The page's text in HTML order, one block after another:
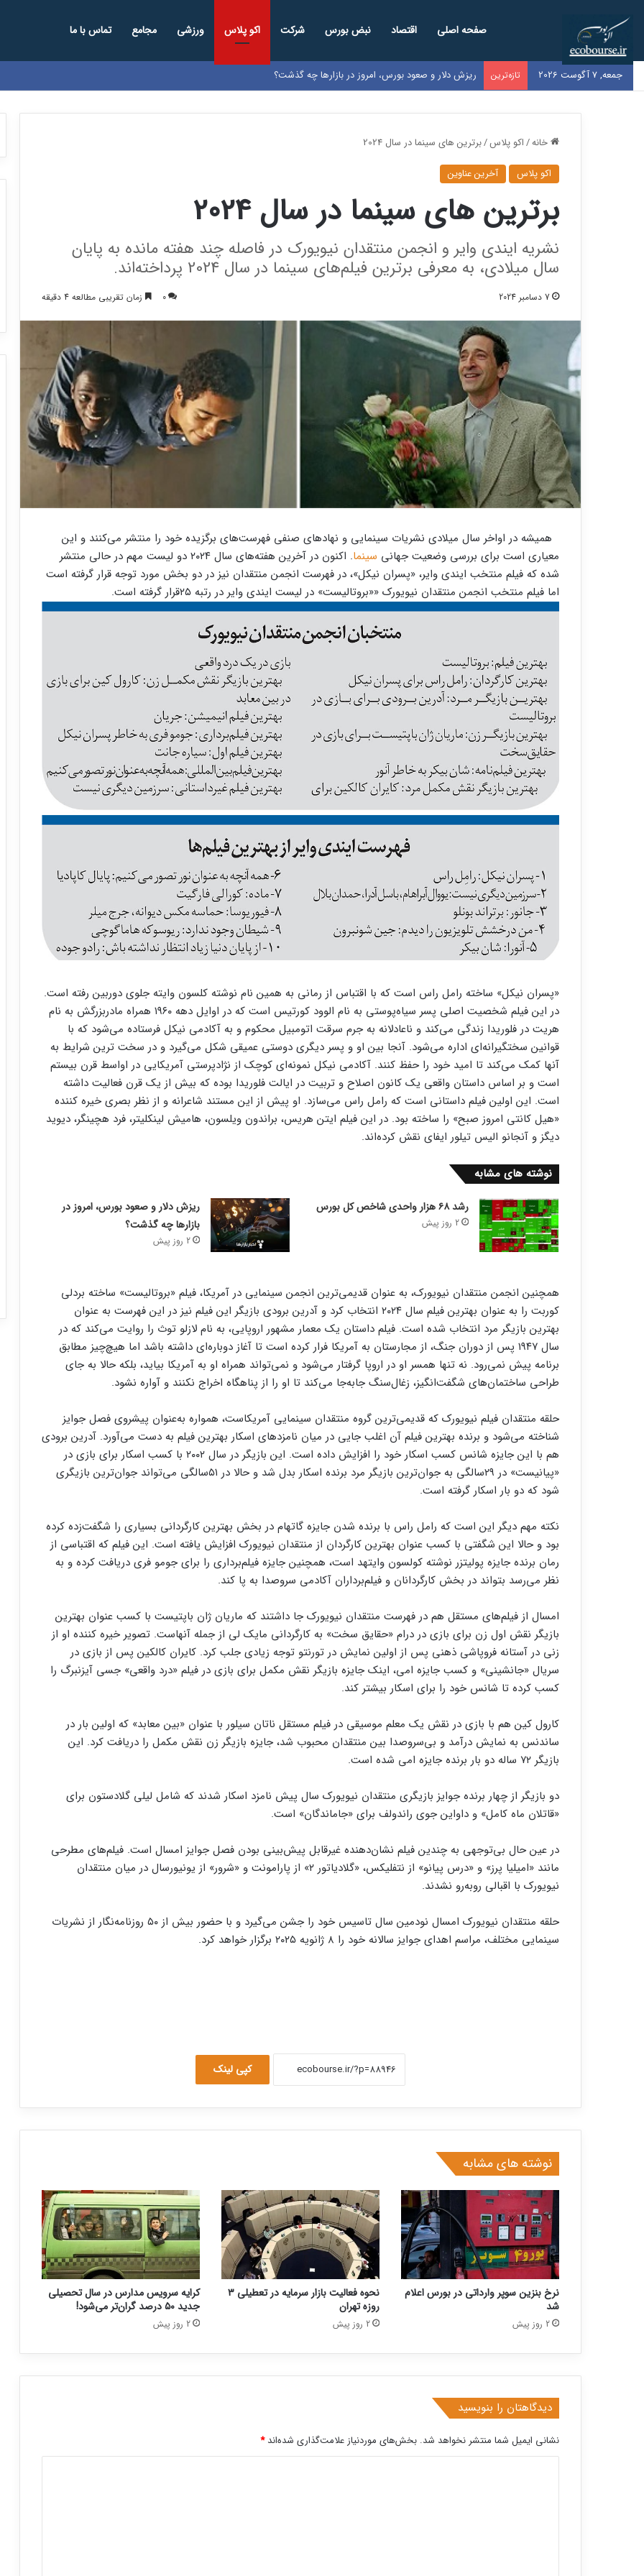
صفحه اصلی اقتصاد نبض بورس شرکت اکو پلاس ورزشی مجامع تماس با ما
جمعه, 7 آگوست 2026 تازه‌ترین نرخ بنزین سوپر وارداتی در بورس اعلام شد
خانه/اکو پلاس/برترین های سینما در سال 2024
اکو پلاس آخرین عناوین
برترین های سینما در سال 2024
نشریه ایندی وایر و انجمن منتقدان نیویورک در فاصله چند هفته مانده به پایان
سال میلادی، به معرفی برترین فیلم‌های سینما در سال 2024 پرداخته‌اند.
7 دسامبر 2024 0 زمان تقریبی مطالعه 4 دقیقه
همیشه در اواخر سال میلادی نشریات سینمایی و نهادهای صنفی فهرست‌های برگزیده خود را منتشر می‌کنند و این
معیاری است برای بررسی وضعیت جهانی سینما
. اکنون در آخرین هفته‌های سال ۲۰۲۴ دو لیست مهم در حالی منتشر
شده که فیلم منتخب ایندی وایر، «پسران نیکل»، در فهرست انجمن منتقدان نیز در دو بخش مورد توجه قرار گرفته است
اما فیلم منتخب انجمن منتقدان نیویورک ««بروتالیست» در لیست ایندی وایر در رتبه ۲۵قرار گرفته است.
«پسران نیکل» ساخته رامل راس است که با اقتباس از رمانی به همین نام نوشته کلسون وایته جلوی دوربین رفته است.
در این فیلم شخصیت اصلی پسر سیاه‌پوستی به نام الوود کورتیس است که در اوایل دهه ۱۹۶۰ همراه مادربزرگش به نام
هریت در فلوریدا زندگی می‌کند و ناعادلانه به جرم سرقت اتومبیل محکوم و به آکادمی نیکل فرستاده می‌شود که با
قوانین سختگیرانه‌ای اداره می‌شود. آنجا بین او و پسر دیگری دوستی عمیقی شکل می‌گیرد و در سخت ترین شرایط به
آنها کمک می‌کند تا امید خود را حفظ کنند. آکادمی نیکل نمونه‌ای کوچک از نژادپرستی آمریکایی در اواسط قرن بیستم
است و بر اساس داستان واقعی یک کانون اصلاح و تربیت در ایالت فلوریدا بوده که بیش از یک قرن فعالیت داشته
است. این اولین فیلم داستانی است که رامل راس می‌سازد. او پیش از این مستند شاعرانه و از نظر بصری خیره کننده
«هیل کانتی امروز صبح» را ساخته بود. در این فیلم ایتن هریس، براندون ویلسون، هامیش لینکلیتر، فرد هچینگر، دیوید
دیگز و آنجانو الیس تیلور ایفای نقش کرده‌اند.
نوشته های مشابه
رشد ۶۸ هزار واحدی شاخص کل بورس
2 روز پیش
ریزش دلار و صعود بورس، امروز در
بازارها چه گذشت؟
2 روز پیش
همچنین انجمن منتقدان نیویورک، به عنوان قدیمی‌ترین انجمن سینمایی در آمریکا، فیلم «بروتالیست» ساخته بردلی
کوربت را به عنوان بهترین فیلم سال ۲۰۲۴ انتخاب کرد و آدرین برودی بازیگر این فیلم نیز در این فهرست به عنوان
بهترین بازیگر مرد انتخاب شده است. فیلم داستان یک معمار مشهور اروپایی، به نام لازلو توث را روایت می‌کند که در
سال ۱۹۴۷ پس از دوران جنگ، از مجارستان به آمریکا فرار کرده است تا آغاز دوباره‌ای داشته باشد اما هیچ‌چیز مطابق
برنامه پیش نمی‌رود. نه تنها همسر او در اروپا گرفتار می‌شود و نمی‌تواند همراه او به آمریکا بیاید، بلکه حالا به جای
طراحی ساختمان‌های شگفت‌انگیز، زغال‌سنگ جابه‌جا می‌کند تا او را از پناهگاه اخراج نکنند و آواره نشود.
حلقه منتقدان فیلم نیویورک که قدیمی‌ترین گروه منتقدان سینمایی آمریکاست، همواره به‌عنوان پیشروی فصل جوایز
شناخته می‌شود و برنده بهترین فیلم آن اغلب جایی در میان نامزدهای اسکار بهترین فیلم به دست می‌آورد. آدرین برودی
هم با این جایزه شانس کسب اسکار خود را افزایش داده است. این بازیگر در سال ۲۰۰۲ با کسب اسکار برای بازی در
«پیانیست» در ۲۹سالگی به جوان‌ترین بازیگر مرد برنده اسکار بدل شد و حالا در ۵۱سالگی می‌تواند جوان‌ترین بازیگری
شود که دو بار اسکار گرفته است.
نکته مهم دیگر این است که رامل راس با برنده شدن جایزه گاتهام در بخش بهترین کارگردانی بسیاری را شگفت‌زده کرده
بود و حالا این شگفتی با کسب عنوان بهترین کارگردان از منتقدان نیویورک افزایش یافته است. این فیلم که اقتباسی از
رمان برنده جایزه پولیتزر نوشته کولسون وایتهد است، همچنین جایزه فیلم‌برداری را برای جومو فری دریافت کرده و به
نظر می‌رسد بتواند در بخش کارگردانان و فیلم‌برداران آکادمی سروصدا به پا کند.
امسال از فیلم‌های مستقل هم در فهرست منتقدان نیویورک جا داشتند که ماریان ژان باپتیست با کسب عنوان بهترین
بازیگر نقش اول زن برای بازی در درام «حقایق سخت» به کارگردانی مایک لی از جمله آنهاست. تصویر خیره کننده او از
زنی در آستانه فروپاشی ذهنی پس از اولین نمایش در تورنتو توجه زیادی جلب کرد. کایران کالکین پس از بازی در
سریال «جانشینی» و کسب جایزه امی، اینک جایزه بازیگر نقش مکمل برای بازی در فیلم «درد واقعی» جسی آیزنبرگ را
کسب کرده تا شانس خود را برای اسکار بیشتر کند.
کارول کین هم با بازی در نقش یک معلم موسیقی در فیلم مستقل ناتان سیلور با عنوان «بین معابد» که اولین بار در
ساندنس به نمایش درآمد و بی‌سروصدا بین منتقدان محبوب شد، جایزه بازیگر زن نقش مکمل را دریافت کرد. این
بازیگر ۷۲ ساله دو بار برنده جایزه امی شده است.
دو بازیگر از چهار برنده جوایز بازیگری منتقدان نیویورک سال پیش نامزد اسکار شدند که شامل لیلی گلادستون برای
«قاتلان ماه کامل» و داواین جوی راندولف برای «جاماندگان» است.
در عین حال بی‌توجهی به چندین فیلم نشان‌دهنده غیرقابل پیش‌بینی بودن فصل جوایز امسال است. فیلم‌های مطرحی
مانند «امیلیا پرز» و «درس پیانو» از نتفلیکس، «گلادیاتور ۲» از پارامونت و «شرور» از یونیورسال در میان منتقدان
نیویورک با اقبالی روبه‌رو نشدند.
حلقه منتقدان نیویورک امسال نودمین سال تاسیس خود را جشن می‌گیرد و با حضور بیش از ۵۰ روزنامه‌نگار از نشریات
سینمایی مختلف، مراسم اهدای جوایز سالانه خود را ۸ ژانویه ۲۰۲۵ برگزار خواهد کرد.
کپی لینک
نوشته های مشابه
نرخ بنزین سوپر وارداتی در بورس اعلام
شد
2 روز پیش
نحوه فعالیت بازار سرمایه در تعطیلی ۳
روزه تهران
2 روز پیش
کرایه سرویس مدارس در سال تحصیلی
جدید ۵۰ درصد گران‌تر می‌شود!
2 روز پیش
دیدگاهتان را بنویسید
نشانی ایمیل شما منتشر نخواهد شد. بخش‌های موردنیاز علامت‌گذاری شده‌اند*